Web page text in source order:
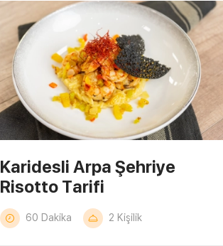
Karidesli Arpa Şehriye
Risotto Tarifi
60 Dakika 2 Kişilik